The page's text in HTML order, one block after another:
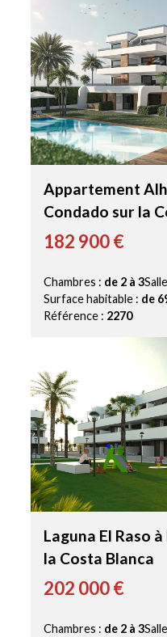
Appartement
Condado sur la
182 900 €
Chambres : de 2 à 3
Surface habitable : de
Référence : 2270
Laguna El Raso
la Costa Blanca
202 000 €
Chambres : de 2 à 3